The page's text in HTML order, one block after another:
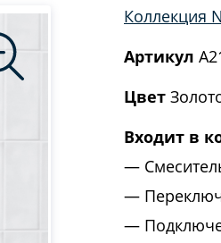
Коллекция
Артикул
Цвет
Входит в